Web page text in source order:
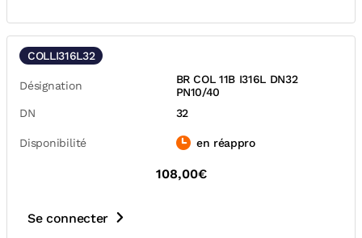
COLLI316L32
Désignation
BR COL 11B I316L DN32
PN10/40
DN
32
Disponibilité en réappro
108,00€
Se connecter